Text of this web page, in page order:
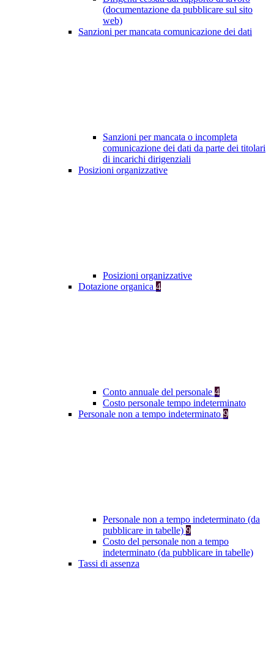
(documentazione da pubblicare sul sito
web)
Sanzioni per mancata comunicazione dei dati
Sanzioni per mancata o incompleta
comunicazione dei dati da parte dei titolari
di incarichi dirigenziali
Posizioni organizzative
Posizioni organizzative
Dotazione organica 4
Conto annuale del personale 4
Costo personale tempo indeterminato
Personale non a tempo indeterminato 9
Personale non a tempo indeterminato (da
pubblicare in tabelle) 9
Costo del personale non a tempo
indeterminato (da pubblicare in tabelle)
Tassi di assenza